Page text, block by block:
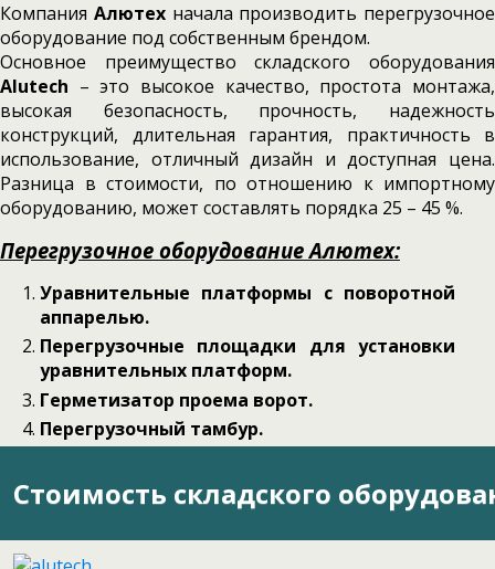
Компания Алютехначала производить перегрузочное
оборудование под собственным брендом.
Основное преимущество складского оборудования
Alutech – это высокое качество, простота монтажа,
высокая безопасность, прочность, надежность
конструкций, длительная гарантия, практичность в
использование, отличный дизайн и доступная цена.
Разница в стоимости, по отношению к импортному
оборудованию, может составлять порядка 25 – 45 %.
Перегрузочное оборудование Алютех:
Уравнительные платформы с поворотной
аппарелью.
Перегрузочные площадки для установки
уравнительных платформ.
Герметизатор проема ворот.
Перегрузочный тамбур.
Стоимость складского